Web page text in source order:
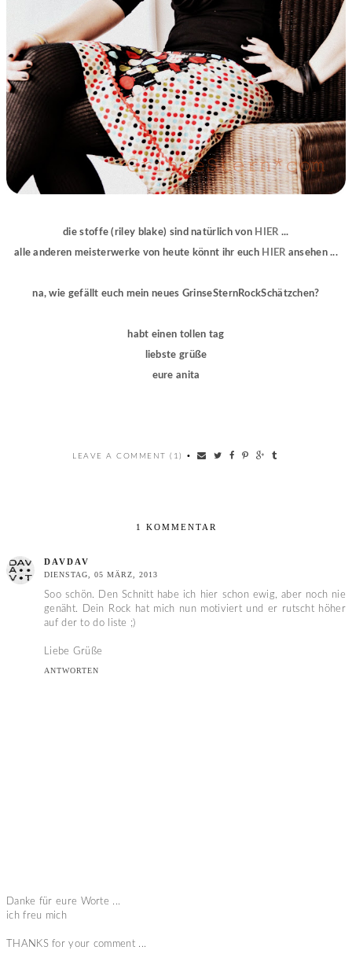
die stoffe (riley blake) sind natürlich von HIER ...
alle anderen meisterwerke von heute könnt ihr euch HIER ansehen ...
na, wie gefällt euch mein neues GrinseSternRockSchätzchen?
habt einen tollen tag
liebste grüße
eure anita
LEAVE A COMMENT (1) •
1 KOMMENTAR
DAVDAV
DIENSTAG, 05 MÄRZ, 2013
Soo schön. Den Schnitt habe ich hier schon ewig, aber noch nie
genäht. Dein Rock hat mich nun motiviert und er rutscht höher
auf der to do liste ;)
Liebe Grüße
ANTWORTEN
Danke für eure Worte ...
ich freu mich
THANKS for your comment ...